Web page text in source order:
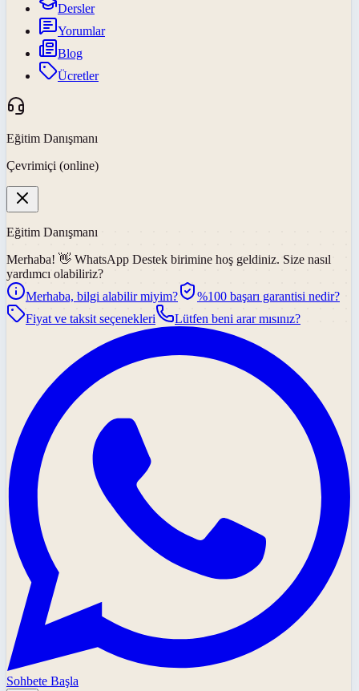
Dersler
Yorumlar
Blog
Ücretler
Eğitim Danışmanı
Çevrimiçi (online)
Eğitim Danışmanı
Merhaba! 👋 WhatsApp Destek birimine hoş geldiniz. Size nasıl
yardımcı olabiliriz?
Merhaba, bilgi alabilir miyim?
%100 başarı garantisi nedir?
Fiyat ve taksit seçenekleri
Lütfen beni arar mısınız?
Sohbete Başla